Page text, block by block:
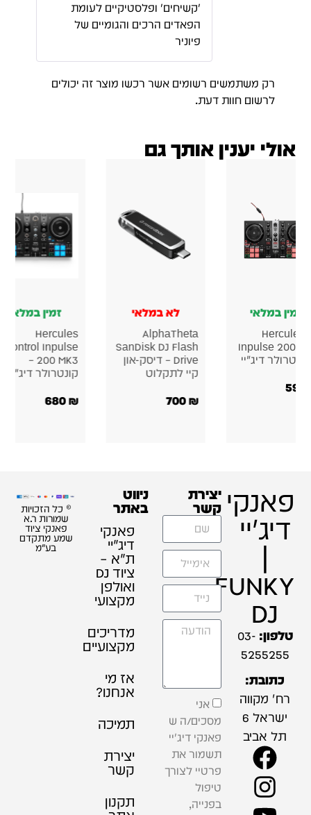
'קשיחים' ופלסטיקיים לעומת
הפאדים הרכים והגומיים של
פיוניר
רק משתמשים רשומים אשר רכשו מוצר זה יכולים
לרשום חוות דעת.
אולי יענין אותך גם
זמין במלאי
Inpulse 200
דיג׳יי
לא במלאי
AlphaTheta
SanDisk DJ Flash
Drive – דיסק-און
קיי לתקלוט
₪
700
זמין במלאי
Hercules
DJControl Inpulse
200 MK3 –
קונטרולר דיג׳יי
₪
680
פאנקי
דיג'יי
|
FUNKY
DJ
טלפון: 03-
5255255
כתובת:
רח' מקווה
ישראל 6
תל אביב
יצירת
קשר
אני
מסכים/ה ש
פאנקי דיג'יי
תשמור את
פרטיי לצורך
טיפול
בפנייה,
ניווט
באתר
פאנקי
דיג׳יי
ת"א –
ציוד DJ
ואולפן
מקצועי
מדריכים
מקצועיים
אז מי
אנחנו?
תמיכה
יצירת
קשר
תקנון
© כל הזכויות
שמורות ר.א
פאנקי ציוד
שמע מתקדם
בע"מ